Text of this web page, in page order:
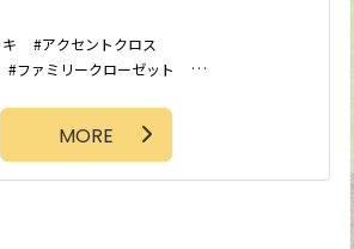
アクセントクロス
ファミリークローゼット
MORE